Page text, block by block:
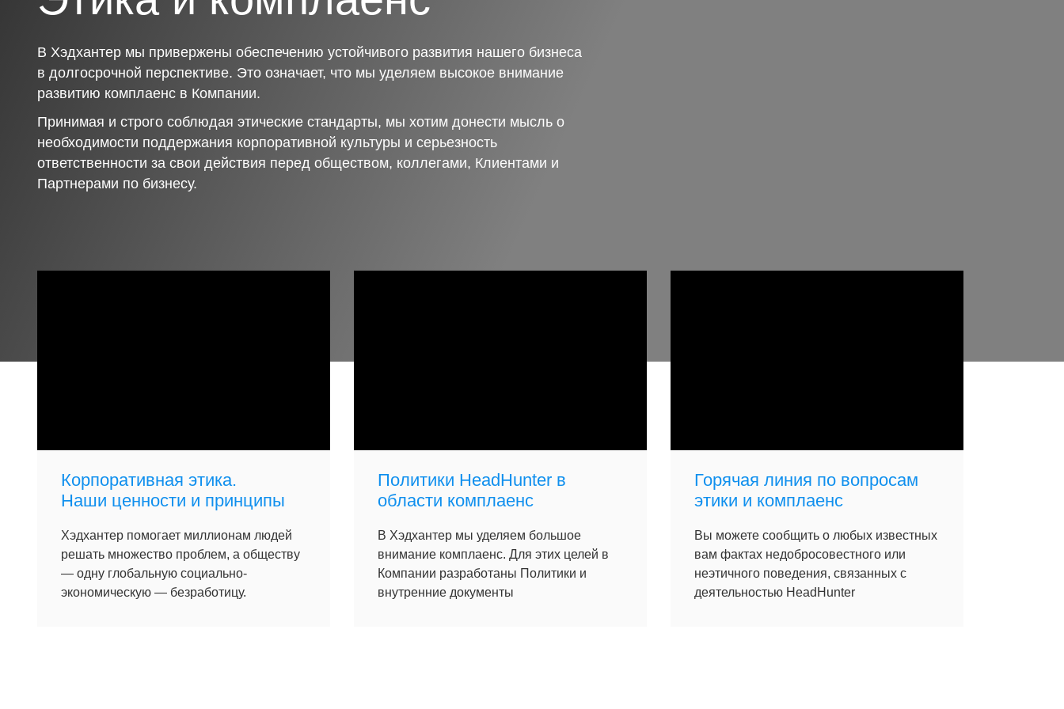
В Хэдхантер мы привержены обеспечению устойчивого развития нашего бизнеса
в долгосрочной перспективе. Это означает, что мы уделяем высокое внимание
развитию комплаенс в Компании.
Принимая и строго соблюдая этические стандарты, мы хотим донести мысль о
необходимости поддержания корпоративной культуры и серьезность
ответственности за свои действия перед обществом, коллегами, Клиентами и
Партнерами по бизнесу.
Корпоративная этика.
Наши ценности и принципы
Хэдхантер помогает миллионам людей
решать множество проблем, а обществу
— одну глобальную социально-
экономическую — безработицу.
Политики HeadHunter в
области комплаенс
В Хэдхантер мы уделяем большое
внимание комплаенс. Для этих целей в
Компании разработаны Политики и
внутренние документы
Горячая линия по вопросам
этики и комплаенс
Вы можете сообщить о любых известных
вам фактах недобросовестного или
неэтичного поведения, связанных с
деятельностью HeadHunter